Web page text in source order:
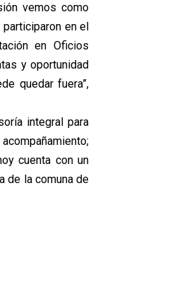
vemos como
en el
en Oficios
y oportunidad
quedar fuera”,
integral para
cuenta con un
de la comuna de